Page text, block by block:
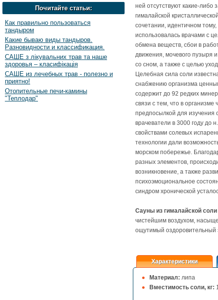
Почитайте статьи:
Как правильно пользоваться
тандыром
Какие бываю виды тандыров.
Разновидности и классификация.
САШЕ з лікувальних трав та наше
здоровья – класифікація
САШЕ из лечебных трав - полезно и
приятно!
Отопительные печи-камины
"Теплодар"
ней отсутствуют какие-либо
гималайской
сочетании, идентичном
использовалась врачами с
обмена веществ, сбои в
движения, мочевого пузыря
со сном, а также с целью
Целебная сила соли
снабжению организма
содержит до 92 редких
связи с тем, что в организме
предпосылкой для изучения
врачеватели в 3000 году до
свойствами солевых
технологии дали
морском побережье.
разных элементов,
возникновение, а также
психоэмоциональное
синдром хронической
Сауны из гималайской соли
чистейшим воздухом,
ощутимый оздоровительный
Характеристики
Материал: липа
Вместимость соли, кг: